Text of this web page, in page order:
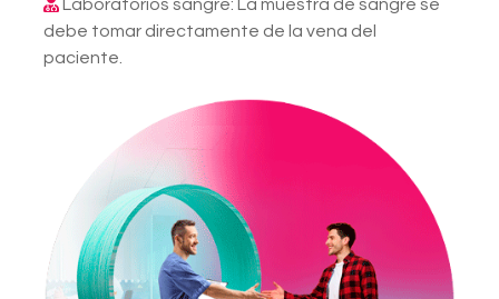
Laboratorios sangre: La muestra de sangre se
debe tomar directamente de la vena del
paciente.